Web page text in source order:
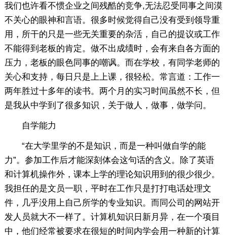
我们也许看不惯企业之间残酷的竞争,无法忍受同事之间漠
不关心的眼神和言语。很多时候觉得自己没有受到领导重
用，所干的只是一些无关重要的杂活，自己的提议或工作
不能得到老板的肯定。做不出成绩时，会有来自各方面的
压力，老板的眼色同事的嘲讽。而在学校，有同学老师的
关心和支持，每日只是上上课，很轻松。常言道：工作一
两年胜过十多年的读书。两个月的实习时间虽然不长，但
是我从中学到了很多知识，关于做人，做事，做学问。
自学能力
“在大学里学的不是知识，而是一种叫做自学的能
力”。参加工作后才能深刻体会这句话的含义。除了英语
和计算机操作外，课本上学的理论知识用到的很少很少。
我担任的是文员一职，平时在工作只是打打电话处理文
件，几乎没用上自己所学的专业知识。而同公司的网站开
发人员就大不一样了。计算机知识日新月异，在一个项目
中，他们经常被要求在很短的时间内学会用一种新的计算